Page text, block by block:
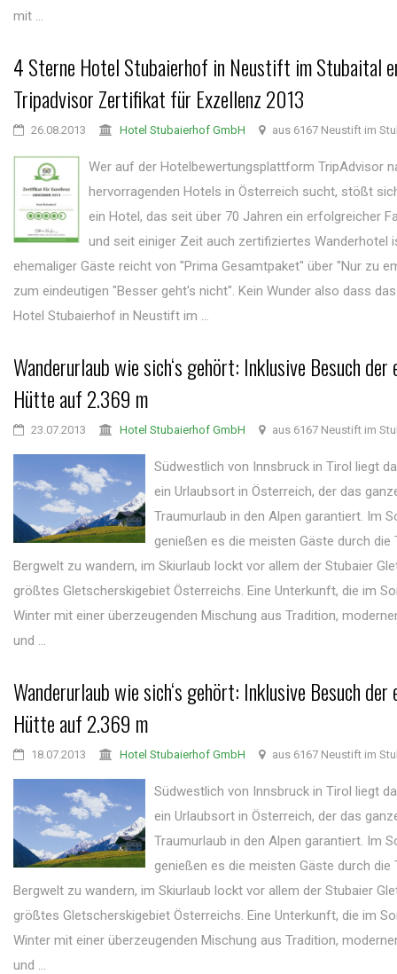
mit ...
4 Sterne Hotel Stubaierhof in Neustift im Stubaital
Tripadvisor Zertifikat für Exzellenz 2013
26.08.2013 Hotel Stubaierhof GmbH aus 6167 Neustift im
Wer auf der Hotelbewertungsplattform TripAdvisor
hervorragenden Hotels in Österreich sucht, stößt
ein Hotel, das seit über 70 Jahren ein erfolgreicher
und seit einiger Zeit auch zertifiziertes Wanderhotel
ehemaliger Gäste reicht von "Prima Gesamtpaket" über "Nur zu
zum eindeutigen "Besser geht's nicht". Kein Wunder also dass
Hotel Stubaierhof in Neustift im ...
Wanderurlaub wie sich‘s gehört: Inklusive Besuch der
Hütte auf 2.369 m
23.07.2013 Hotel Stubaierhof GmbH aus 6167 Neustift im
Südwestlich von Innsbruck in Tirol liegt
ein Urlaubsort in Österreich, der das
Traumurlaub in den Alpen garantiert. Im
genießen es die meisten Gäste durch die
Bergwelt zu wandern, im Skiurlaub lockt vor allem der Stubaier
größtes Gletscherskigebiet Österreichs. Eine Unterkunft, die im
Winter mit einer überzeugenden Mischung aus Tradition,
und ...
Wanderurlaub wie sich‘s gehört: Inklusive Besuch der
Hütte auf 2.369 m
18.07.2013 Hotel Stubaierhof GmbH aus 6167 Neustift im
Südwestlich von Innsbruck in Tirol liegt
ein Urlaubsort in Österreich, der das
Traumurlaub in den Alpen garantiert. Im
genießen es die meisten Gäste durch die
Bergwelt zu wandern, im Skiurlaub lockt vor allem der Stubaier
größtes Gletscherskigebiet Österreichs. Eine Unterkunft, die im
Winter mit einer überzeugenden Mischung aus Tradition,
und ...